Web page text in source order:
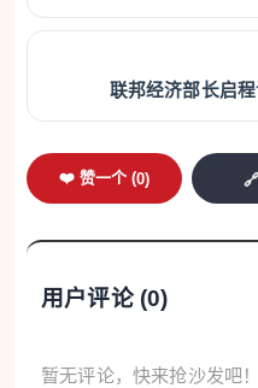
联邦经济部长启
❤️ 赞一个 (0)
用户评论 (0)
暂无评论，快来抢沙发吧